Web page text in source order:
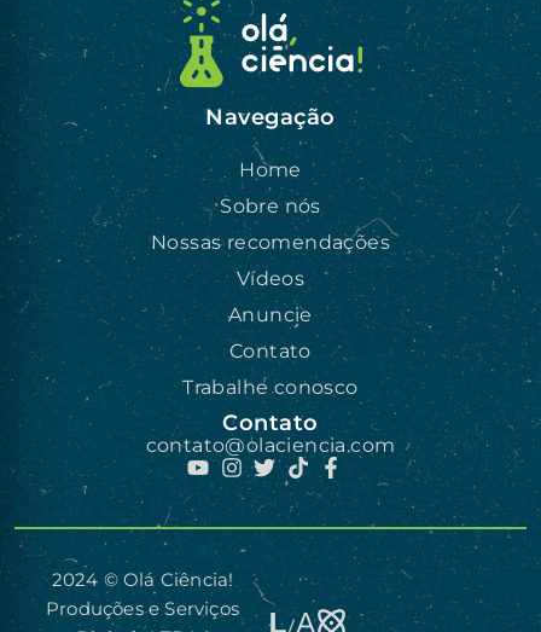
Navegação
Home
Sobre nós
Nossas recomendações
Vídeos
Anuncie
Contato
Trabalhe conosco
Contato
contato@olaciencia.com
2024 © Olá Ciência!
Produções e Serviços